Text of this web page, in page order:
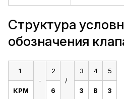
Структура
обозначения
1
-
2
/
3 4 5
КРМ 6 3 В 3